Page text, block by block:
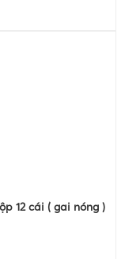
12 cái ( gai nóng )